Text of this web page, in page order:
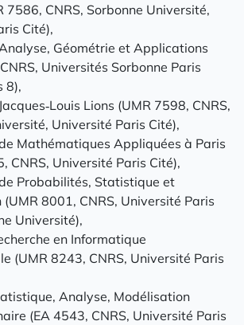
7586, CNRS, Sorbonne Université,
Cité),
Géométrie et Applications
Universités Sorbonne Paris
8),
Lions (UMR 7598, CNRS,
Université Paris Cité),
Mathématiques Appliquées à Paris
CNRS, Université Paris Cité),
Probabilités, Statistique et
8001, CNRS, Université Paris
Université),
en Informatique
(UMR 8243, CNRS, Université Paris
Analyse, Modélisation
(EA 4543, CNRS, Université Paris